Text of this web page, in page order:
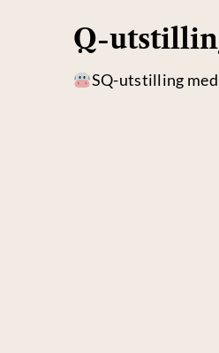
Q-
SQ-utstilling med